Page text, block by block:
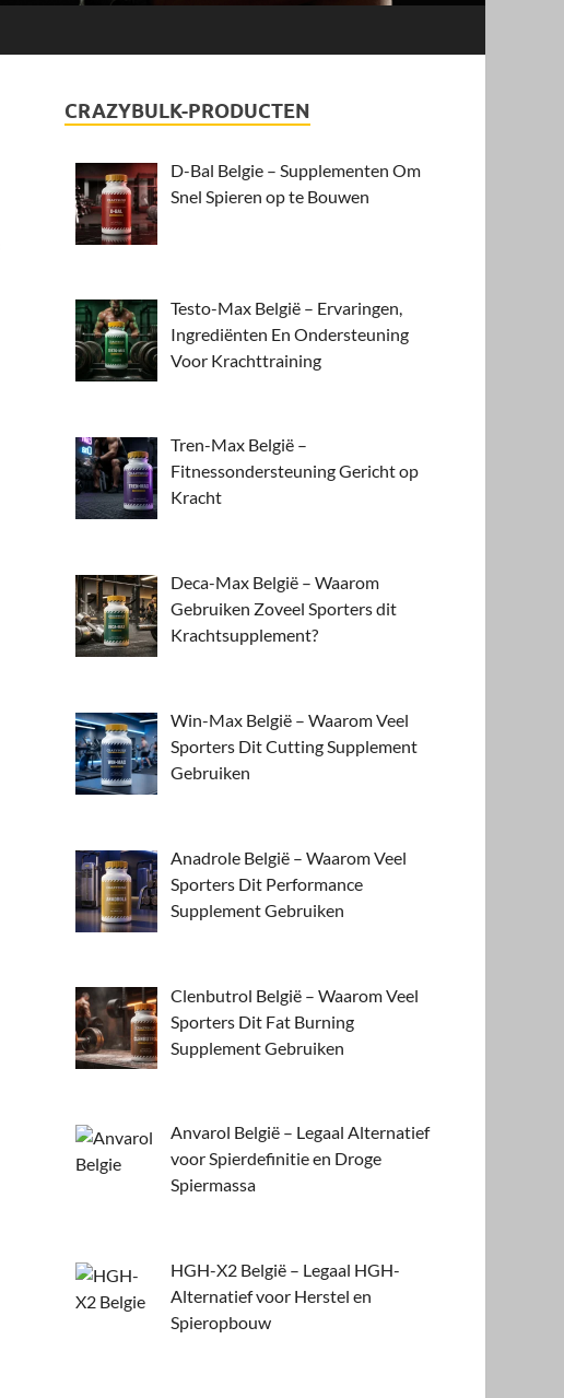
CRAZYBULK-PRODUCTEN
D-Bal Belgie – Supplementen Om
Snel Spieren op te Bouwen
Testo-Max België – Ervaringen,
Ingrediënten En Ondersteuning
Voor Krachttraining
Tren-Max België –
Fitnessondersteuning Gericht op
Kracht
Deca-Max België – Waarom
Gebruiken Zoveel Sporters dit
Krachtsupplement?
Win-Max België – Waarom Veel
Sporters Dit Cutting Supplement
Gebruiken
Anadrole België – Waarom Veel
Sporters Dit Performance
Supplement Gebruiken
Clenbutrol België – Waarom Veel
Sporters Dit Fat Burning
Supplement Gebruiken
Anvarol België – Legaal Alternatief
voor Spierdefinitie en Droge
Spiermassa
HGH-X2 België – Legaal HGH-
Alternatief voor Herstel en
Spieropbouw